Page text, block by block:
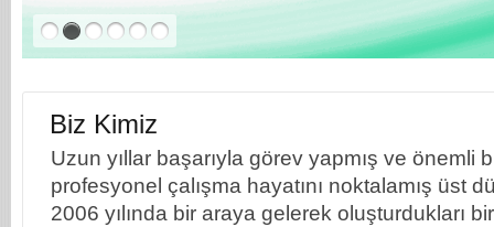
Biz Kimiz
Uzun yıllar başarıyla görev yapmış ve önemli
profesyonel çalışma hayatını noktalamış üst
2006 yılında bir araya gelerek oluşturdukları